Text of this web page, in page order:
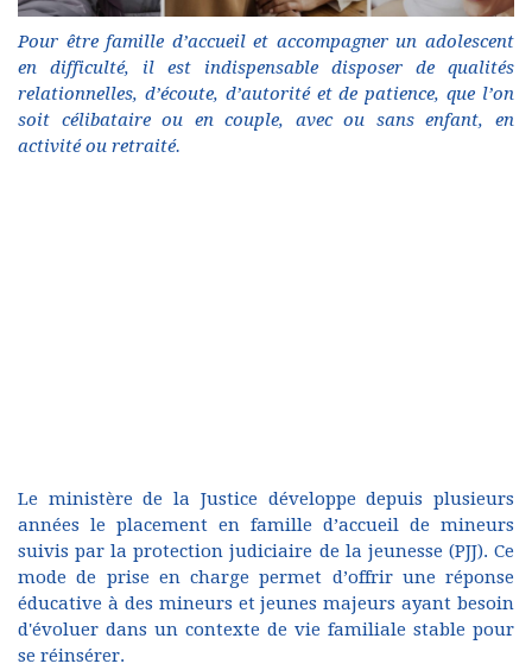
Pour être famille d’accueil et accompagner un adolescent
en difficulté, il est indispensable disposer de qualités
relationnelles, d’écoute, d’autorité et de patience, que l’on
soit célibataire ou en couple, avec ou sans enfant, en
activité ou retraité.
Le ministère de la Justice développe depuis plusieurs
années le placement en famille d’accueil de mineurs
suivis par la protection judiciaire de la jeunesse (PJJ). Ce
mode de prise en charge permet d’offrir une réponse
éducative à des mineurs et jeunes majeurs ayant besoin
d'évoluer dans un contexte de vie familiale stable pour
se réinsérer.